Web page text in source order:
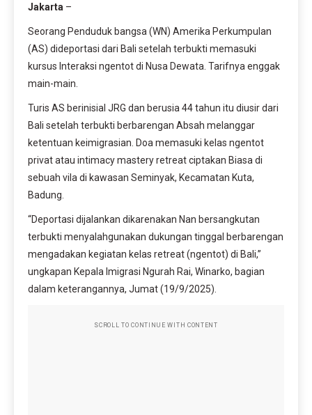
Jakarta –
Seorang Penduduk bangsa (WN) Amerika Perkumpulan
(AS) dideportasi dari Bali setelah terbukti memasuki
kursus Interaksi ngentot di Nusa Dewata. Tarifnya enggak
main-main.
Turis AS berinisial JRG dan berusia 44 tahun itu diusir dari
Bali setelah terbukti berbarengan Absah melanggar
ketentuan keimigrasian. Doa memasuki kelas ngentot
privat atau intimacy mastery retreat ciptakan Biasa di
sebuah vila di kawasan Seminyak, Kecamatan Kuta,
Badung.
“Deportasi dijalankan dikarenakan Nan bersangkutan
terbukti menyalahgunakan dukungan tinggal berbarengan
mengadakan kegiatan kelas retreat (ngentot) di Bali,”
ungkapan Kepala Imigrasi Ngurah Rai, Winarko, bagian
dalam keterangannya, Jumat (19/9/2025).
SCROLL TO CONTINUE WITH CONTENT